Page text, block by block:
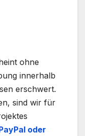
ohne
innerhalb
erschwert.
sind wir für
oder